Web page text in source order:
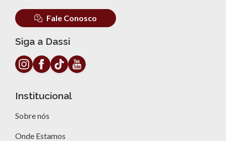
Fale Conosco
Siga a Dassi
Institucional
Sobre nós
Onde Estamos